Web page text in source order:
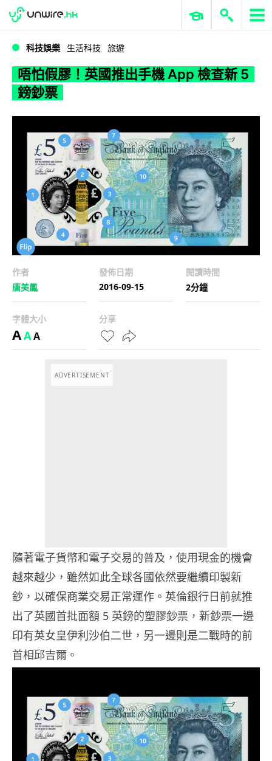
WWDC 2026 ERP 與商業 AI
科技娛樂 生活科技 旅遊
唔怕假膠！英國推出手機 App 檢查新 5
鎊鈔票
作者
唐美鳳
發佈日期
2016-09-15
閱讀時間
2分鐘
字體大小
AAA
分享
ADVERTISEMENT
隨著電子貨幣和電子交易的普及，使用現金的機會
越來越少，雖然如此全球各國依然要繼續印製新
鈔，以確保商業交易正常運作。英倫銀行日前就推
出了英國首批面額 5 英鎊的塑膠鈔票，新鈔票一邊
印有英女皇伊利沙伯二世，另一邊則是二戰時的前
首相邱吉爾。